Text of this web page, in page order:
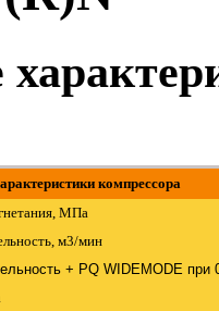
компрессора
МПа
м3/мин
+ PQ WIDEMODE